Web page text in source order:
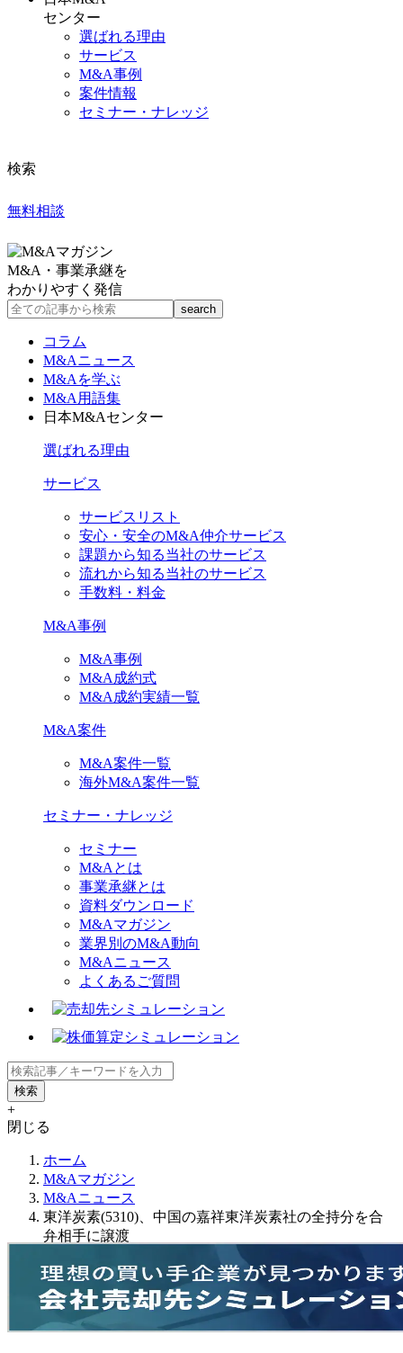
センター
選ばれる理由
サービス
M&A事例
案件情報
セミナー・ナレッジ
検索
無料相談
M&A・事業承継を
わかりやすく発信
コラム
M&Aニュース
M&Aを学ぶ
M&A用語集
日本M&Aセンター
選ばれる理由
サービス
サービスリスト
安心・安全のM&A仲介サービス
課題から知る当社のサービス
流れから知る当社のサービス
手数料・料金
M&A事例
M&A事例
M&A成約式
M&A成約実績一覧
M&A案件
M&A案件一覧
海外M&A案件一覧
セミナー・ナレッジ
セミナー
M&Aとは
事業承継とは
資料ダウンロード
M&Aマガジン
業界別のM&A動向
M&Aニュース
よくあるご質問
+
閉じる
ホーム
M&Aマガジン
M&Aニュース
東洋炭素(5310)、中国の嘉祥東洋炭素社の全持分を合
弁相手に譲渡